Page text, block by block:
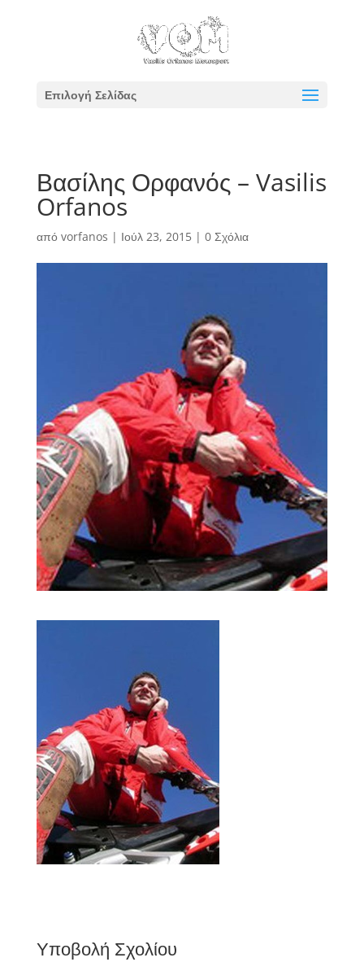
Επιλογή Σελίδας
Βασίλης Ορφανός – Vasilis
Orfanos
από vorfanos | Ιούλ 23, 2015| 0 Σχόλια
Υποβολή Σχολίου